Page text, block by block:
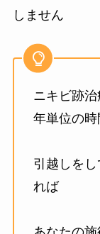
しません
ニキビ跡
年単位の
引越しを
れば